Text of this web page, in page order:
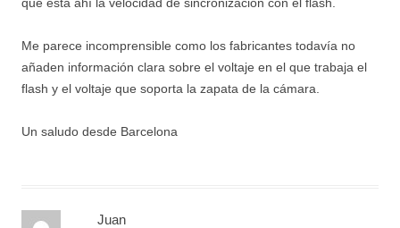
Me parece incomprensible como los fabricantes todavía no
añaden información clara sobre el voltaje en el que trabaja el
flash y el voltaje que soporta la zapata de la cámara.
Un saludo desde Barcelona
Juan